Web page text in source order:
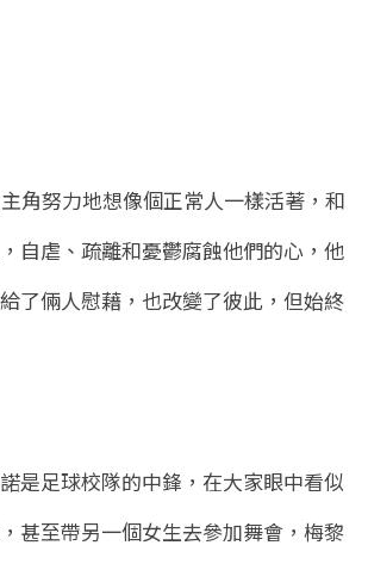
角努力地想像個正常人一樣活著，和
自虐、疏離和憂鬱腐蝕他們的心，他
了倆人慰藉，也改變了彼此，但始終
是足球校隊的中鋒，在大家眼中看似
甚至帶另一個女生去參加舞會，梅黎